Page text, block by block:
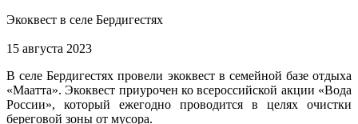
Экоквест в селе Бердигестях
15 августа 2023
В селе Бердигестях провели экоквест в семейной базе отдыха
«Маатта». Экоквест приурочен ко всероссийской акции «Вода
России», который ежегодно проводится в целях очистки
береговой зоны от мусора.